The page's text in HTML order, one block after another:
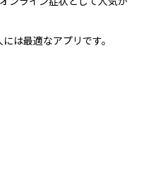
は最適なアプリです。